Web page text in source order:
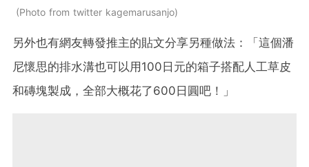
Photo from twitter kagemarusanjo
另外也有網友轉發推主的貼文分享另種做法：「這個潘
尼懷思的排水溝也可以用100日元的箱子搭配人工草皮
和磚塊製成，全部大概花了600日圓吧！」